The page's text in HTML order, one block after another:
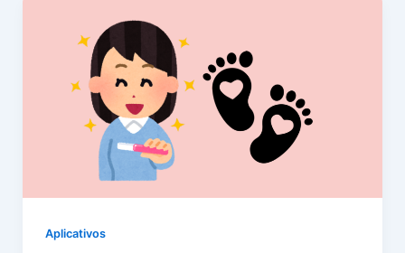
Aplicativos